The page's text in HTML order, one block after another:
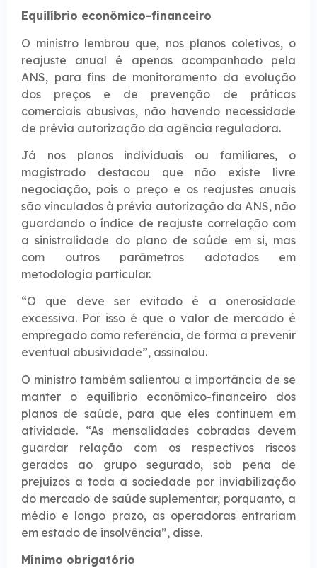
Equilíbrio econômico-fina​nceiro
O ministro lembrou que, nos planos coletivos, o
reajuste anual é apenas acompanhado pela
ANS, para fins de monitoramento da evolução
dos preços e de prevenção de práticas
comerciais abusivas, não havendo necessidade
de prévia autorização da agência reguladora.
Já nos planos individuais ou familiares, o
magistrado destacou que não existe livre
negociação, pois o preço e os reajustes anuais
são vinculados à prévia autorização da ANS, não
guardando o índice de reajuste correlação com
a sinistralidade do plano de saúde em si, mas
com outros parâmetros adotados em
metodologia particular.
“O que deve ser evitado é a onerosidade
excessiva. Por isso é que o valor de mercado é
empregado como referência, de forma a prevenir
eventual abusividade”, assinalou.
O ministro também salientou a importância de se
manter o equilíbrio econômico-financeiro dos
planos de saúde, para que eles continuem em
atividade. “As mensalidades cobradas devem
guardar relação com os respectivos riscos
gerados ao grupo segurado, sob pena de
prejuízos a toda a sociedade por inviabilização
do mercado de saúde suplementar, porquanto, a
médio e longo prazo, as operadoras entrariam
em estado de insolvência”, disse.
Mínimo obrigatór​​io